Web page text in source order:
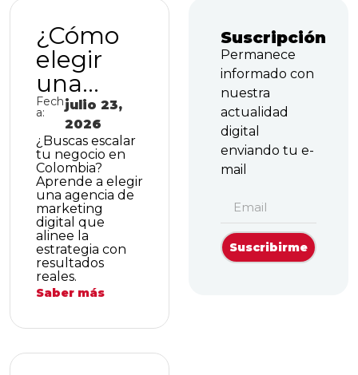
¿Cómo
elegir
una
agencia
de
marketi
ng
digital
para
empresa
s en
crecimie
nto en
Colombi
Fech
a:
julio 23,
2026
¿Buscas escalar
tu negocio en
Colombia?
Aprende a elegir
una agencia de
marketing
digital que
alinee la
estrategia con
resultados
reales.
Saber más
Suscripción
Permanece
informado con
nuestra
actualidad
digital
enviando tu e-
mail
Suscribirme